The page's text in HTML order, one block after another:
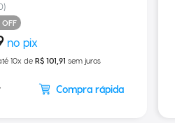
)
OFF
10x deR$ 101 ,91 sem juros
Compra rápida